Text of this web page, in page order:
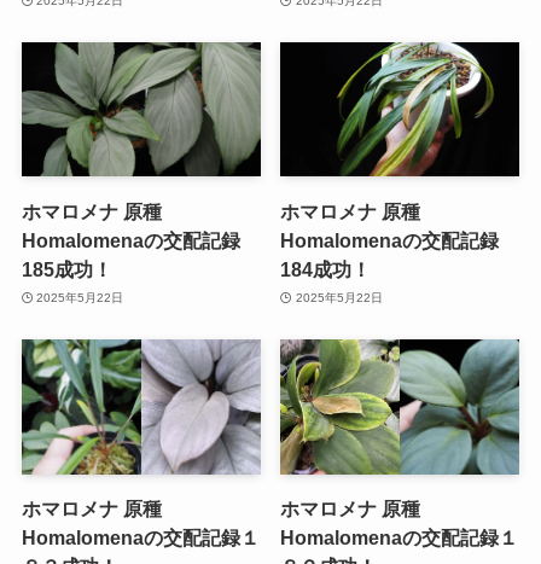
ホマロメナ 原種
Homalomenaの交配記録
185成功！
2025年5月22日
ホマロメナ 原種
Homalomenaの交配記録
184成功！
2025年5月22日
ホマロメナ 原種
Homalomenaの交配記録１
ホマロメナ 原種
Homalomenaの交配記録１